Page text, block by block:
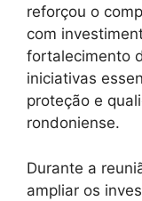
reforçou o
com
fortalecimento
iniciativas
proteção e
rondoniense.
Durante a
ampliar os